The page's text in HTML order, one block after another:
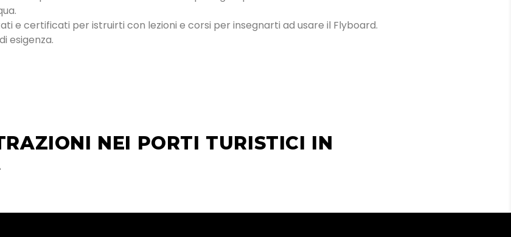
e certificati per istruirti con lezioni e corsi per insegnarti ad usare il Flyboard.
esigenza.
NEI PORTI TURISTICI IN